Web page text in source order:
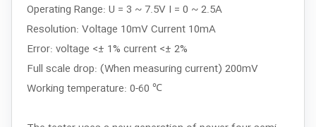
Operating Range: U = 3 ~ 7.5V I = 0 ~ 2.5A
Resolution: Voltage 10mVCurrent 10mA
Error: voltage <± 1% current <± 2%
Full scale drop: (When measuring current) 200mV
Working temperature: 0-60 ℃